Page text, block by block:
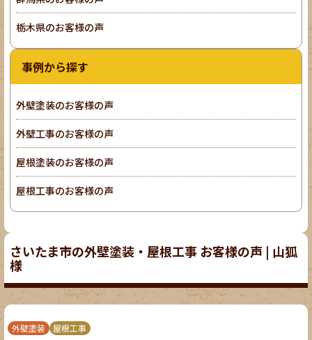
さいたま市の外壁塗装・屋根工事 お客様の声 | 山狐
様
外壁塗装 屋根工事
栃木県のお客様の声
事例から探す
外壁塗装のお客様の声
外壁工事のお客様の声
屋根塗装のお客様の声
屋根工事のお客様の声